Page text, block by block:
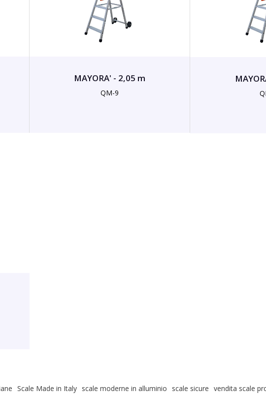
MAYORA' - 2,05 m
QM-9
Scale Made in Italy scale moderne in alluminio scale sicure vendita scale